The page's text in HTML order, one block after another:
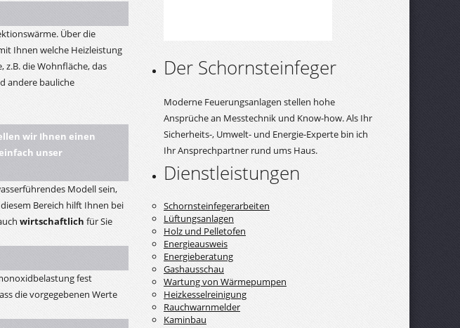
Über die
Ihnen welche Heizleistung
z.B. die Wohnfläche, das
andere bauliche
wir Ihnen einen
unser
Modell sein,
Bereich hilft Ihnen bei
wirtschaftlich für Sie
fest
die vorgegebenen Werte
Der Schornsteinfeger
Moderne Feuerungsanlagen stellen hohe
Ansprüche an Messtechnik und Know-how. Als Ihr
Sicherheits-, Umwelt- und Energie-Experte bin ich
Ihr Ansprechpartner rund ums Haus.
Dienstleistungen
Schornsteinfegerarbeiten
Lüftungsanlagen
Holz und Pelletofen
Energieausweis
Energieberatung
Gashausschau
Wartung von Wärmepumpen
Heizkesselreinigung
Rauchwarnmelder
Kaminbau